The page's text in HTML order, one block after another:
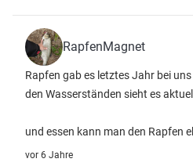
RapfenMagnet
Rapfen gab es letztes Jahr bei
den Wasserständen sieht es
und essen kann man den Rapfen
vor 6 Jahre